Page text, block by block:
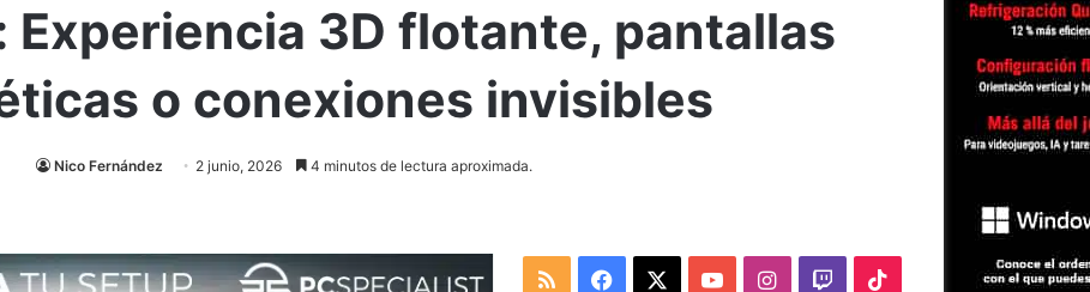
Experiencia 3D flotante, pantallas
o conexiones invisibles
Nico Fernández 2 junio, 2026 4 minutos de lectura aproximada.
RSS Facebook YouTubeInstagram
TwitchTikTok